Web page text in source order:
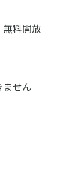
料開放
せん